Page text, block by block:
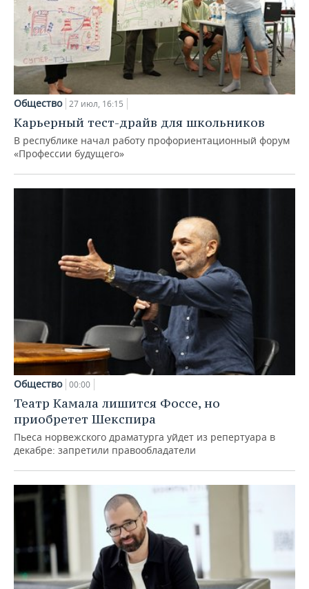
Общество 27 июл, 16:15
Карьерный тест-драйв для школьников
В республике начал работу профориентационный форум
«Профессии будущего»
Общество 00:00
Театр Камала лишится Фоссе, но
приобретет Шекспира
Пьеса норвежского драматурга уйдет из репертуара в
декабре: запретили правообладатели